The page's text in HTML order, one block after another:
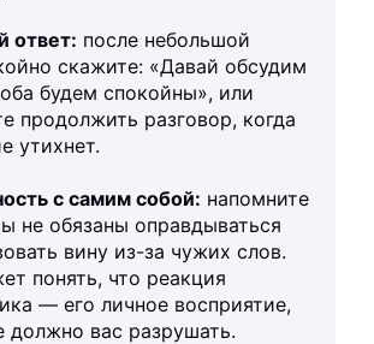
ответ: после небольшой
скажите: «Давай обсудим
будем спокойны», или
продолжить разговор, когда
утихнет.
с самим собой: напомните
не обязаны оправдываться
вину из-за чужих слов.
понять, что реакция
— его личное восприятие,
должно вас разрушать.